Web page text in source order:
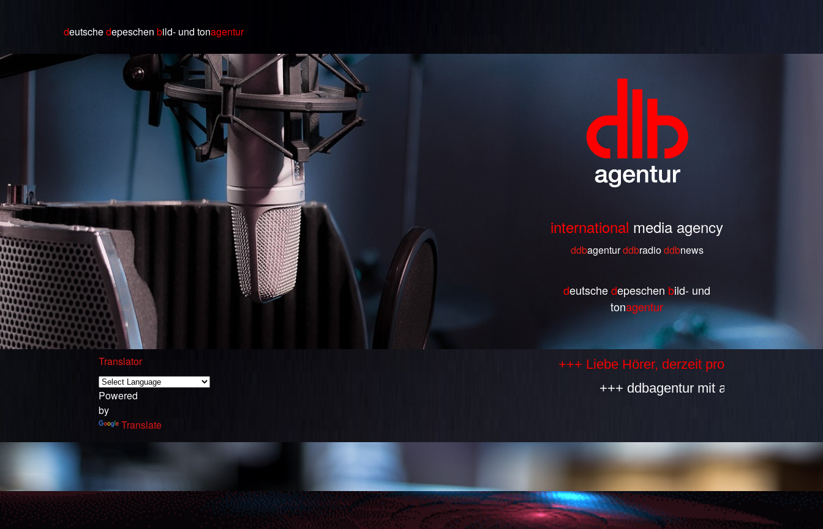
deutschedepeschen bild- und tonagentur
international media agency
ddbagenturddbradioddbnews
deutschedepeschen bild- und
tonagentur
Translator
Powered
by
Translate
+++ Liebe Hörer, derzeit produzieren wir selbst
+++ ddbagentur mit allen Bestandteilen